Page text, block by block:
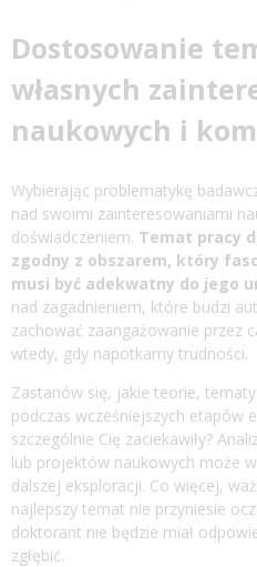
Dostosowanie
własnych
naukowych i
Wybierając problematykę
nad swoimi zainteresowaniami
doświadczeniem. Temat pracy
zgodny z obszarem, który
musi być adekwatny do jego
nad zagadnieniem, które budzi
zachować zaangażowanie przez
wtedy, gdy napotkamy trudności.
Zastanów się, jakie teorie,
podczas wcześniejszych etapów
szczególnie Cię zaciekawiły?
lub projektów naukowych może
dalszej eksploracji. Co więcej,
najlepszy temat nie przyniesie
doktorant nie będzie miał
zgłębić.